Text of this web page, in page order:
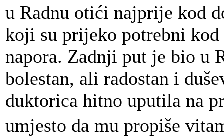
u Radnu otići najprije kod
koji su prijeko potrebni
napora. Zadnji put je bio u
bolestan, ali radostan i
duktorica hitno uputila na
umjesto da mu propiše